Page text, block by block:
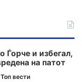
Ѓорче и избегал,
на патот
Топ вести